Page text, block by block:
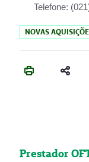
Telefone:
NOVAS
Prestador